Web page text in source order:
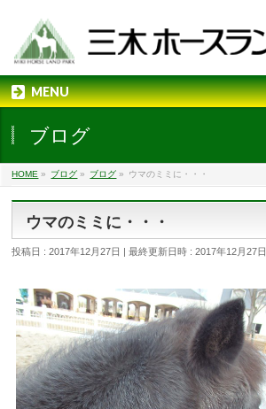
MENU
ブログ
HOME » ブログ » ブログ » ウマのミミに・・・
ウマのミミに・・・
投稿日 : 2017年12月27日 最終更新日時 : 2017年12月27日